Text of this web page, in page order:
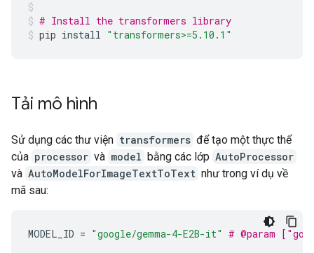
# Install the transformers library
pip install "transformers>=5.10.1"
Tải mô hình
Sử dụng các thư viện transformers để tạo một thực thể
của processor và model bằng các lớp AutoProcessor
và AutoModelForImageTextToText như trong ví dụ về
mã sau:
MODEL_ID = "google/gemma-4-E2B-it" # @param